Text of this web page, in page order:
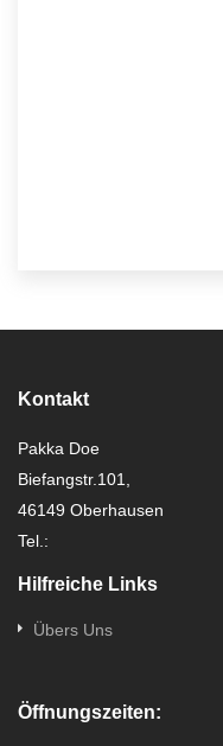
Kontakt
Pakka Doe
Biefangstr.101,
46149 Oberhausen
Tel.:
Hilfreiche Links
Übers Uns
Öffnungszeiten: